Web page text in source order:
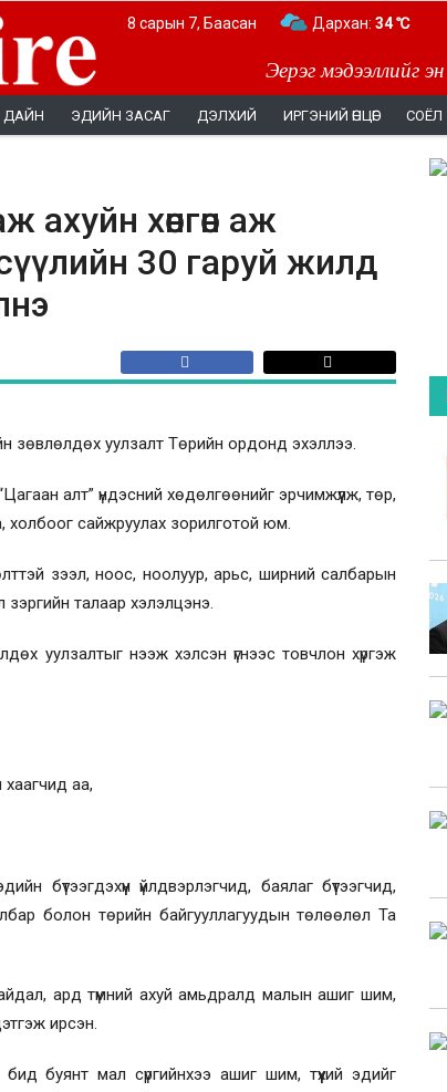
Эерэг мэдээллийг
8 сарын 7, Баасан Дархан: 34 ℃
ДАЙН ЭДИЙН ЗАСАГ ДЭЛХИЙ ИРГЭНИЙ ӨНЦӨГ СОЁЛ
ахуйн хөнгөн аж
30 гаруй жилд
зөвлөлдөх уулзалт Төрийн ордонд эхэллээ.
алт” үндэсний хөдөлгөөнийг эрчимжүүлж, төр,
холбоог сайжруулах зорилготой юм.
зээл, ноос, ноолуур, арьс, ширний салбарын
зэргийн талаар хэлэлцэнэ.
уулзалтыг нээж хэлсэн үгнээс товчлон хүргэж
хаагчид аа,
бүтээгдэхүүн үйлдвэрлэгчид, баялаг бүтээгчид,
болон төрийн байгууллагуудын төлөөлөл Та
ард түмний ахуй амьдралд малын ашиг шим,
ирсэн.
буянт мал сүргийнхээ ашиг шим, түүхий эдийг